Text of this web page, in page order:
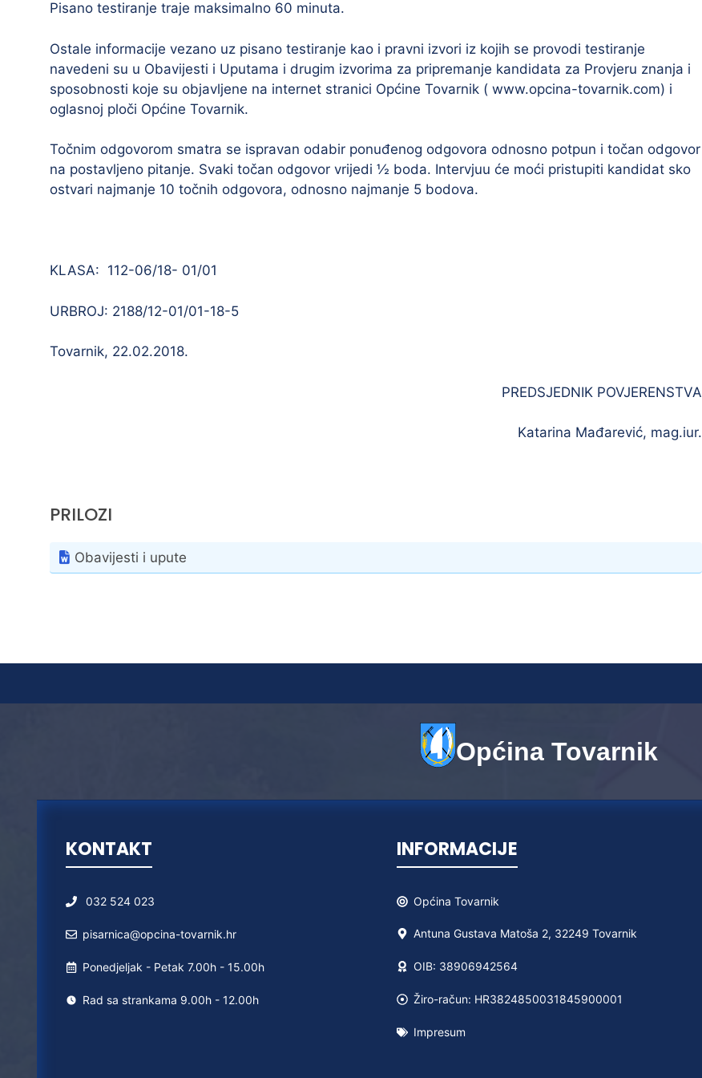
Pisano testiranje traje maksimalno 60 minuta.
Ostale informacije vezano uz pisano testiranje kao i pravni izvori iz kojih se provodi testiranje
navedeni su u Obavijesti i Uputama i drugim izvorima za pripremanje kandidata za Provjeru znanja i
sposobnosti koje su objavljene na internet stranici Općine Tovarnik ( www.opcina-tovarnik.com) i
oglasnoj ploči Općine Tovarnik.
Točnim odgovorom smatra se ispravan odabir ponuđenog odgovora odnosno potpun i točan odgovor
na postavljeno pitanje. Svaki točan odgovor vrijedi ½ boda. Intervjuu će moći pristupiti kandidat sko
ostvari najmanje 10 točnih odgovora, odnosno najmanje 5 bodova.
KLASA: 112-06/18- 01/01
URBROJ: 2188/12-01/01-18-5
Tovarnik, 22.02.2018.
PREDSJEDNIK POVJERENSTVA
Katarina Mađarević, mag.iur.
PRILOZI
Obavijesti i upute
Općina Tovarnik
KONTAKT
032 524 023
pisarnica@opcina-tovarnik.hr
Ponedjeljak - Petak 7.00h - 15.00h
Rad sa strankama 9.00h - 12.00h
INFORMACIJE
OpćinaTovarnik
Antuna Gustava Matoša 2, 32249 Tovarnik
OIB: 38906942564
Žiro-račun: HR3824850031845900001
Impresum